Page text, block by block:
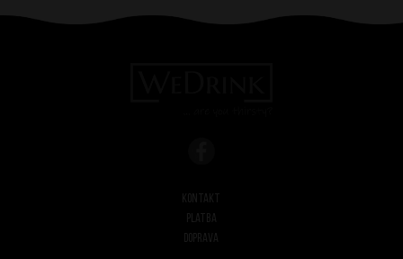
Kontakt
Platba
Doprava